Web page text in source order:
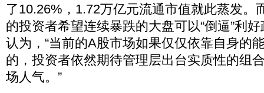
了10.26%，1.72万亿元流通市值就此蒸发。
的投资者希望连续暴跌的大盘可以“倒逼”利
认为，“当前的A股市场如果仅仅依靠自身的
的，投资者依然期待管理层出台实质性的组
场人气。”